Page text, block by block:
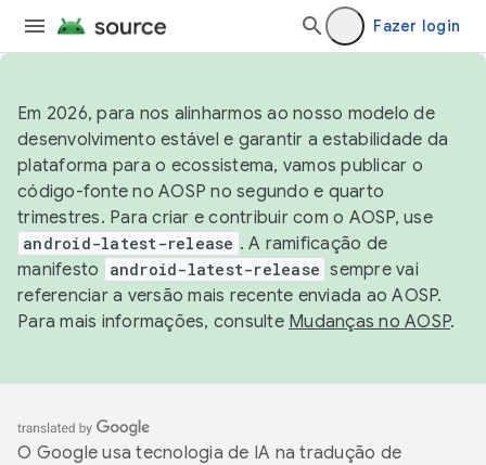
Fazer login
Em 2026, para nos alinharmos ao nosso modelo de
desenvolvimento estável e garantir a estabilidade da
plataforma para o ecossistema, vamos publicar o
código-fonte no AOSP no segundo e quarto
trimestres. Para criar e contribuir com o AOSP, use
android-latest-release . A ramificação de
manifesto
android-latest-release sempre vai
referenciar a versão mais recente enviada ao AOSP.
Para mais informações, consulte Mudanças no AOSP.
O Google usa tecnologia de IA na tradução de